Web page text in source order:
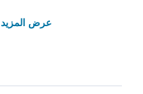
عرض المزيد